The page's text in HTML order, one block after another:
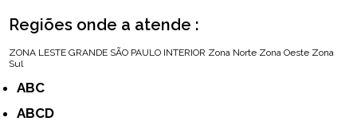
Regiões onde a atende :
ZONA LESTE GRANDE SÃO PAULO INTERIOR Zona Norte Zona Oeste Zona
Sul
ABC
ABCD